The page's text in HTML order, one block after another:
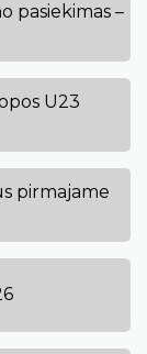
pasiekimas –
U23
pirmajame